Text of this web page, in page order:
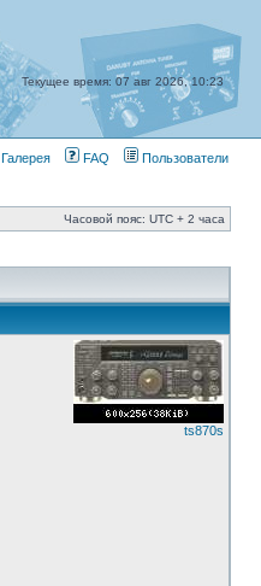
Текущее время: 07 авг 2026, 10:23
Галерея FAQ Пользователи
Часовой пояс: UTC + 2 часа
ts870s